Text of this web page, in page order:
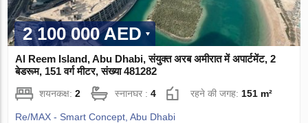
2 100 000 AED
Al Reem Island, Abu Dhabi, संयुक्त अरब अमीरात में अपार्टमेंट, 2
बेडरूम, 151 वर्ग मीटर, संख्या 481282
शयनकक्ष:2 स्नानघर :4 रहने की जगह: 151 m²
Re/MAX - Smart Concept, Abu Dhabi